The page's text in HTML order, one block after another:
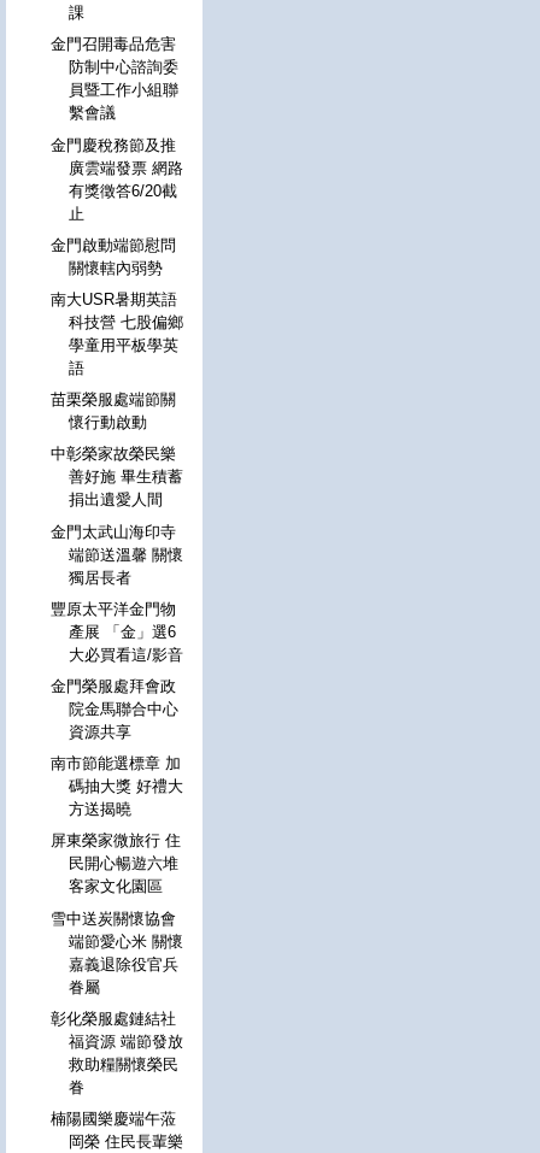
課
金門召開毒品危害
防制中心諮詢委
員暨工作小組聯
繫會議
金門慶稅務節及推
廣雲端發票 網路
有獎徵答6/20截
止
金門啟動端節慰問
關懷轄內弱勢
南大USR暑期英語
科技營 七股偏鄉
學童用平板學英
語
苗栗榮服處端節關
懷行動啟動
中彰榮家故榮民樂
善好施 畢生積蓄
捐出遺愛人間
金門太武山海印寺
端節送溫馨 關懷
獨居長者
豐原太平洋金門物
產展 「金」選6
大必買看這/影音
金門榮服處拜會政
院金馬聯合中心
資源共享
南市節能選標章 加
碼抽大獎 好禮大
方送揭曉
屏東榮家微旅行 住
民開心暢遊六堆
客家文化園區
雪中送炭關懷協會
端節愛心米 關懷
嘉義退除役官兵
眷屬
彰化榮服處鏈結社
福資源 端節發放
救助糧關懷榮民
眷
楠陽國樂慶端午蒞
岡榮 住民長輩樂